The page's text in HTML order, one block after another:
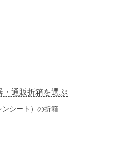
通販折箱を選ぶ
シート）の折箱